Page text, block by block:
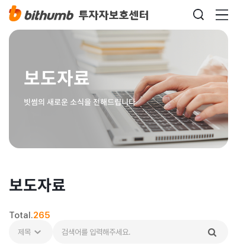
보도자료
빗썸의 새로운 소식을 전해드립니다
보도자료
Total.265